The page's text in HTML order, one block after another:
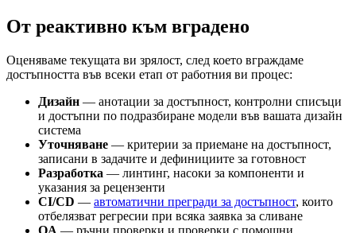
От реактивно към вградено
Оценяваме текущата ви зрялост, след което вграждаме
достъпността във всеки етап от работния ви процес:
Дизайн — анотации за достъпност, контролни списъци
и достъпни по подразбиране модели във вашата дизайн
система
Уточняване — критерии за приемане на достъпност,
записани в задачите и дефинициите за готовност
Разработка — линтинг, насоки за компоненти и
указания за рецензенти
CI/CD — автоматични прегради за достъпност, които
отбелязват регресии при всяка заявка за сливане
QA — ръчни проверки и проверки с помощни